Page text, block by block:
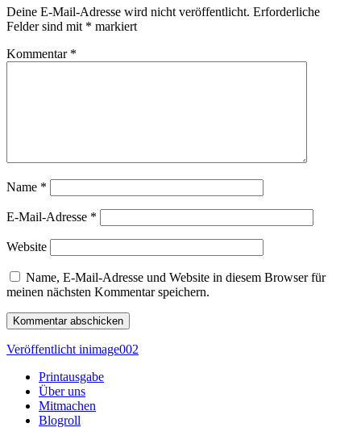
Deine E-Mail-Adresse wird nicht veröffentlicht. Erforderliche
Felder sind mit * markiert
Kommentar *
Name *
E-Mail-Adresse *
Website
Name, E-Mail-Adresse und Website in diesem Browser für
meinen nächsten Kommentar speichern.
Beitragsnavigation
Veröffentlicht inimage002
Printausgabe
Über uns
Mitmachen
Blogroll